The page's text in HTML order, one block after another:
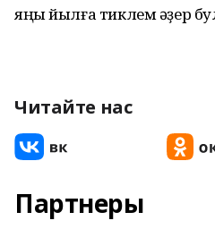
яңы йылға тиклем әҙер
Читайте нас
Партнеры